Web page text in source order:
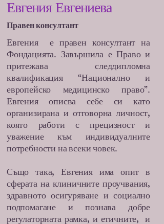
Евгения Евгениева
Правен консултант
Евгения е правен консултант на
Фондацията. Завършила е Право и
притежава следдипломна
квалификация “Национално и
европейско медицинско право”.
Евгения описва себе си като
организирана и отговорна личност,
която работи с прецизност и
уважение към индивидуалните
потребности на всеки човек.
Също така, Евгения има опит в
сферата на клиничните проучвания,
здравното осигуряване и социално
подпомагане и познава добре
регулаторната рамка, и етичните, и